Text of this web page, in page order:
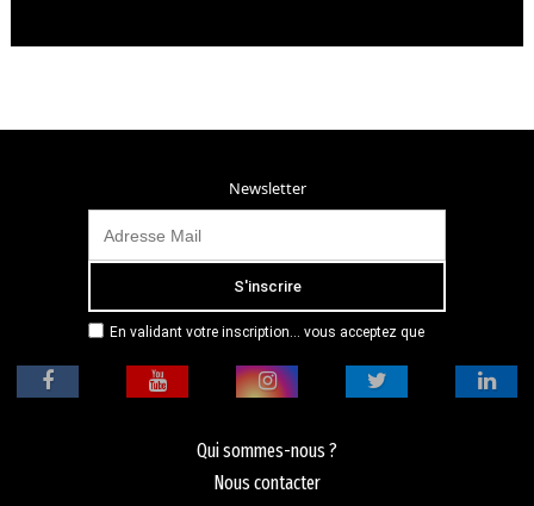
Newsletter
En validant votre inscription... vous acceptez que
adresse email dans le but de vous envoyer
mensuellement sa lettre d’informations. Pour plus
politique de confidentialité.
Qui sommes-nous ?
Nous contacter